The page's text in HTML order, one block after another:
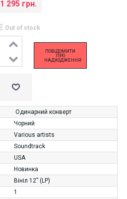
1 295 грн.
Out of stock
ПОВІДОМИТИ
ПРО
НАДХОДЖЕННЯ
Одинарний конверт
Чорний
Various artists
Soundtrack
USA
Новинка
Вініл 12” (LP)
1